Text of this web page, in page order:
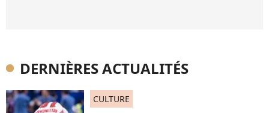
DERNIÈRES ACTUALITÉS
CULTURE